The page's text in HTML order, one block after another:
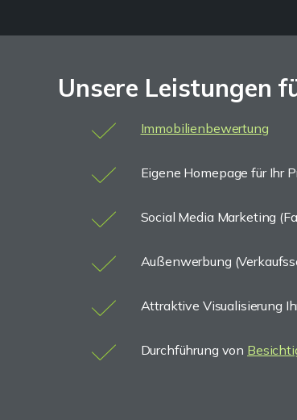
Unsere Leistungen
Immobilienbewertung
Eigene Homepage für Ihr
Social Media Marketing
Außenwerbung
Attraktive Visualisierung
Durchführung von